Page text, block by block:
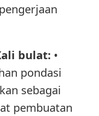
bulat: •
pondasi
sebagai
pembuatan